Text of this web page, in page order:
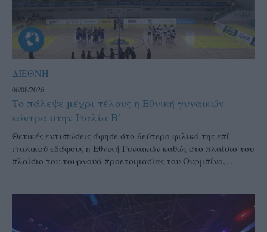
ΔΙΕΘΝΗ
06/08/2026
Το πάλεψε μέχρι τέλους η Εθνική γυναικών
κόντρα στην Ιταλία Β’
Θετικές εντυπώσεις άφησε στο δεύτερο φιλικό της επί
ιταλικού εδάφους η Εθνική Γυναικών καθώς στο πλαίσιο του
πλαίσιο του τουρνουά προετοιμασίας του Ουρμπίνο,...